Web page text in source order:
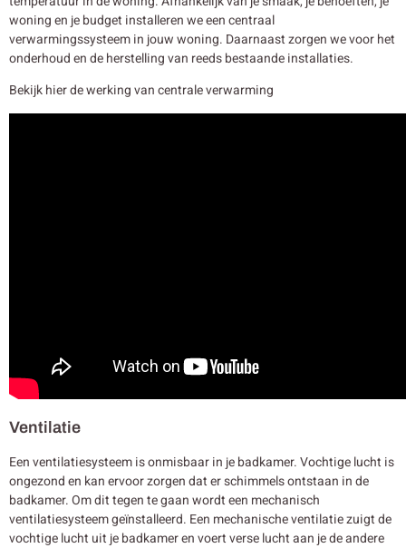
woning en je budget installeren we een centraal
verwarmingssysteem in jouw woning. Daarnaast zorgen we voor het
onderhoud en de herstelling van reeds bestaande installaties.
Bekijk hier de werking van centrale verwarming
Ventilatie
Een ventilatiesysteem is onmisbaar in je badkamer. Vochtige lucht is
ongezond en kan ervoor zorgen dat er schimmels ontstaan in de
badkamer. Om dit tegen te gaan wordt een mechanisch
ventilatiesysteem geïnstalleerd. Een mechanische ventilatie zuigt de
vochtige lucht uit je badkamer en voert verse lucht aan je de andere